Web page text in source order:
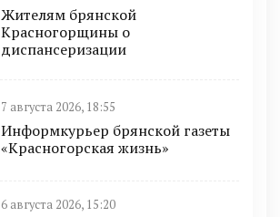
Жителям брянской
Красногорщины о
диспансеризации
7 августа 2026, 18:55
Информкурьер брянской газеты
«Красногорская жизнь»
6 августа 2026, 15:20